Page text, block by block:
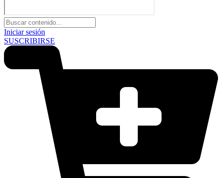
Iniciar sesión
SUSCRIBIRSE